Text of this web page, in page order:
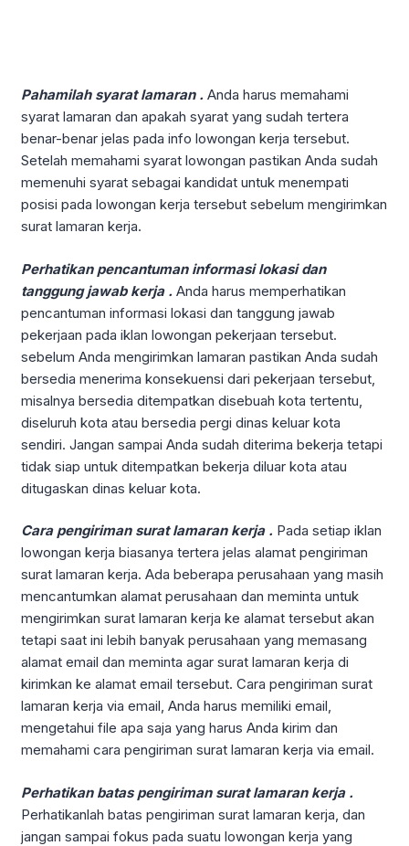
Pahamilah syarat lamaran . Anda harus memahami
syarat lamaran dan apakah syarat yang sudah tertera
benar-benar jelas pada info lowongan kerja tersebut.
Setelah memahami syarat lowongan pastikan Anda sudah
memenuhi syarat sebagai kandidat untuk menempati
posisi pada lowongan kerja tersebut sebelum mengirimkan
surat lamaran kerja.
Perhatikan pencantuman informasi lokasi dan
tanggung jawab kerja . Anda harus memperhatikan
pencantuman informasi lokasi dan tanggung jawab
pekerjaan pada iklan lowongan pekerjaan tersebut.
sebelum Anda mengirimkan lamaran pastikan Anda sudah
bersedia menerima konsekuensi dari pekerjaan tersebut,
misalnya bersedia ditempatkan disebuah kota tertentu,
diseluruh kota atau bersedia pergi dinas keluar kota
sendiri. Jangan sampai Anda sudah diterima bekerja tetapi
tidak siap untuk ditempatkan bekerja diluar kota atau
ditugaskan dinas keluar kota.
Cara pengiriman surat lamaran kerja . Pada setiap iklan
lowongan kerja biasanya tertera jelas alamat pengiriman
surat lamaran kerja. Ada beberapa perusahaan yang masih
mencantumkan alamat perusahaan dan meminta untuk
mengirimkan surat lamaran kerja ke alamat tersebut akan
tetapi saat ini lebih banyak perusahaan yang memasang
alamat email dan meminta agar surat lamaran kerja di
kirimkan ke alamat email tersebut. Cara pengiriman surat
lamaran kerja via email, Anda harus memiliki email,
mengetahui file apa saja yang harus Anda kirim dan
memahami cara pengiriman surat lamaran kerja via email.
Perhatikan batas pengiriman surat lamaran kerja .
Perhatikanlah batas pengiriman surat lamaran kerja, dan
jangan sampai fokus pada suatu lowongan kerja yang